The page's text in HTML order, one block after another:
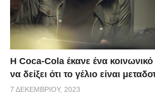
Η Coca-Cola έκανε ένα
να δείξει ότι το γέλιο είναι
7 ΔΕΚΕΜΒΡΊΟΥ, 2023